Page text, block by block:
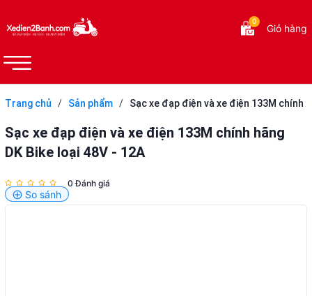
0
Giỏ hàng
Trang chủ / Sản phẩm /
Sạc xe đạp điện và xe điện 133M chính
Sạc xe đạp điện và xe điện 133M chính hãng
DK Bike loại 48V - 12A
0 Đánh giá
So sánh